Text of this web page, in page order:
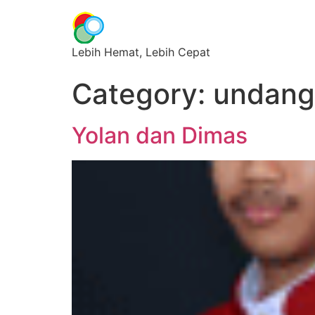
Lebih Hemat, Lebih Cepat
Category:
Yolan dan Dimas